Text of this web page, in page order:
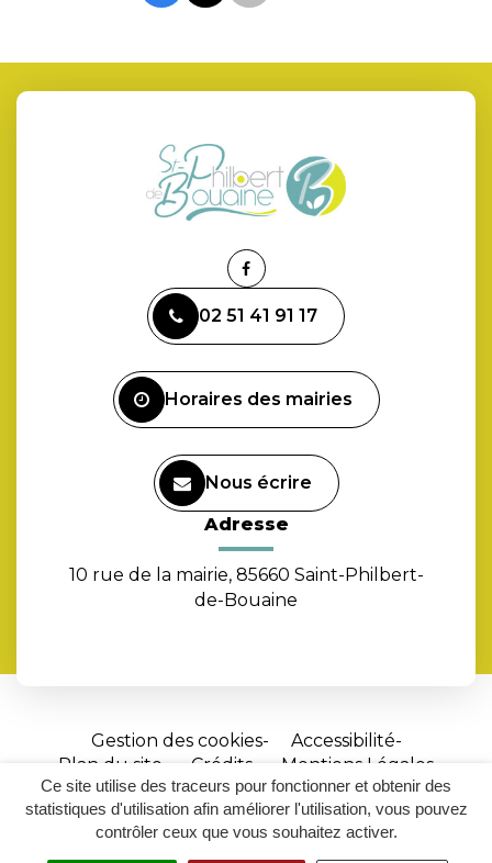
Ce site utilise des traceurs pour fonctionner et obtenir des
statistiques d'utilisation afin améliorer l'utilisation, vous pouvez
contrôler ceux que vous souhaitez activer.
Lien
le
compte
02 51 41 91 17
Horaires des mairies
Nous écrire
Adresse
10 rue de la mairie, 85660 Saint-Philbert-
de-Bouaine
Gestion des cookies
Accessibilité
Plan du site
Crédits
Mentions Légales
Site
réalisé
par